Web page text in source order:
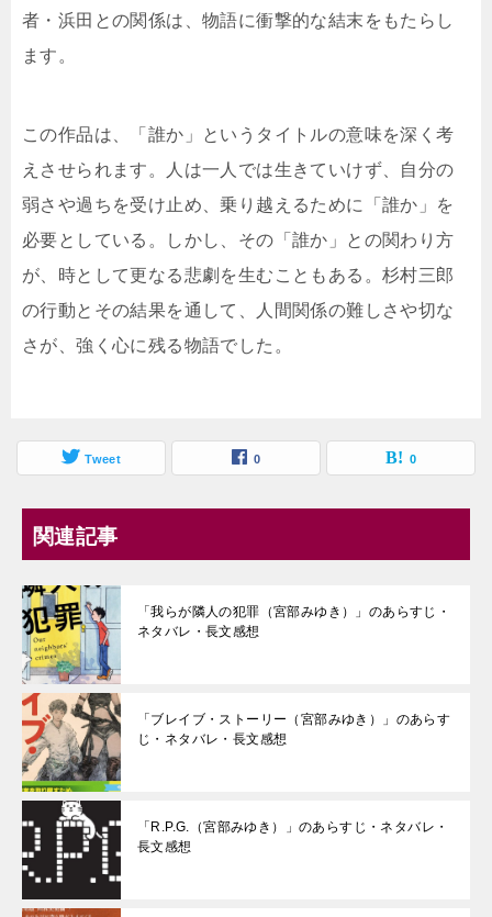
者・浜田との関係は、物語に衝撃的な結末をもたらし
ます。
この作品は、「誰か」というタイトルの意味を深く考
えさせられます。人は一人では生きていけず、自分の
弱さや過ちを受け止め、乗り越えるために「誰か」を
必要としている。しかし、その「誰か」との関わり方
が、時として更なる悲劇を生むこともある。杉村三郎
の行動とその結果を通して、人間関係の難しさや切な
さが、強く心に残る物語でした。
Tweet 0 0
関連記事
「我らが隣人の犯罪（宮部みゆき）」のあらすじ・
ネタバレ・長文感想
「ブレイブ・ストーリー（宮部みゆき）」のあらす
じ・ネタバレ・長文感想
「R.P.G.（宮部みゆき）」のあらすじ・ネタバレ・
長文感想